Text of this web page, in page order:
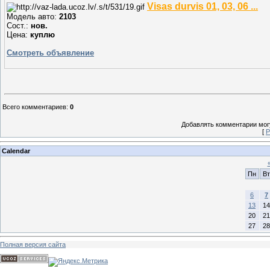
Visas durvis 01, 03, 06 ...
Модель авто: 2103
Сост.: нов.
Цена: куплю
Смотреть объявление
Всего комментариев: 0
Добавлять комментарии
[
Calendar
Пн
Вт
6
7
13
14
20
21
27
28
Полная версия сайта